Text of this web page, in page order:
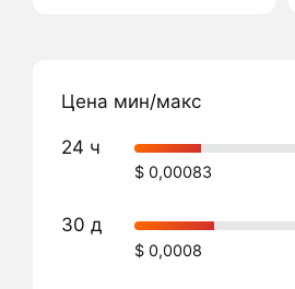
Цена мин/макс
24 ч
$ 0,00083
30 д
$ 0,0008